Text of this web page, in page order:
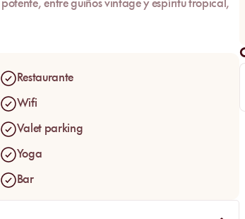
entre guiños vintage y espíritu tropical,
real, acompañada de un confort
Restaurante
Wifi
Valet parking
Yoga
Bar